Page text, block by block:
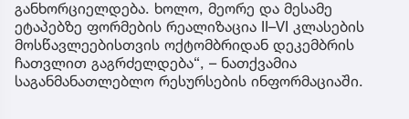
განხორციელდება. ხოლო, მეორე და მესამე
ეტაპებზე ფორმების რეალიზაცია II–VI კლასების
მოსწავლეებისთვის ოქტომბრიდან დეკემბრის
ჩათვლით გაგრძელდება“, – ნათქვამია
საგანმანათლებლო რესურსების ინფორმაციაში.